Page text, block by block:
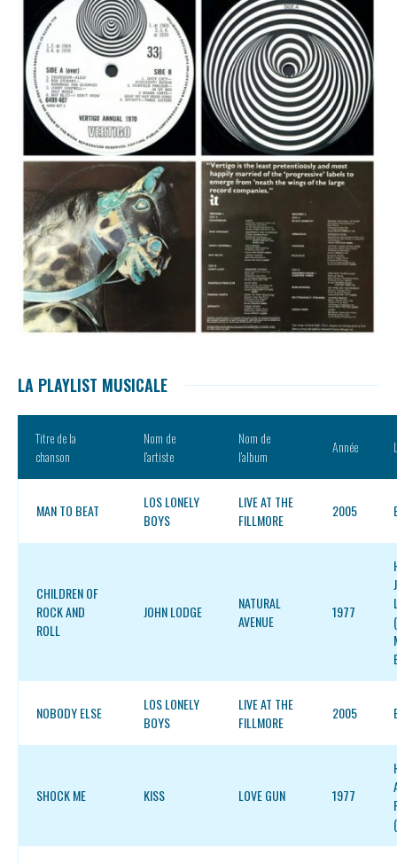
LA PLAYLIST MUSICALE
Titre de la
chanson
Nom de
l’artiste
Nom de
l’album
Année
MAN TO BEAT
LOS LONELY
BOYS
LIVE AT THE
FILLMORE
2005
CHILDREN OF
ROCK AND
ROLL
JOHN LODGE
NATURAL
AVENUE
1977
NOBODY ELSE
LOS LONELY
BOYS
LIVE AT THE
FILLMORE
2005
SHOCK ME KISS LOVE GUN 1977